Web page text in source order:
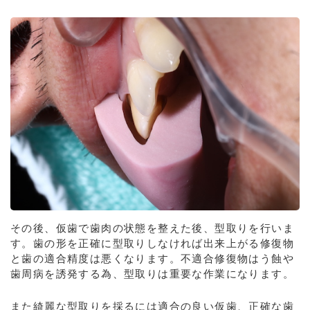
その後、仮歯で歯肉の状態を整えた後、型取りを行いま
す。歯の形を正確に型取りしなければ出来上がる修復物
と歯の適合精度は悪くなります。不適合修復物はう蝕や
歯周病を誘発する為、型取りは重要な作業になります。
また綺麗な型取りを採るには適合の良い仮歯、正確な歯